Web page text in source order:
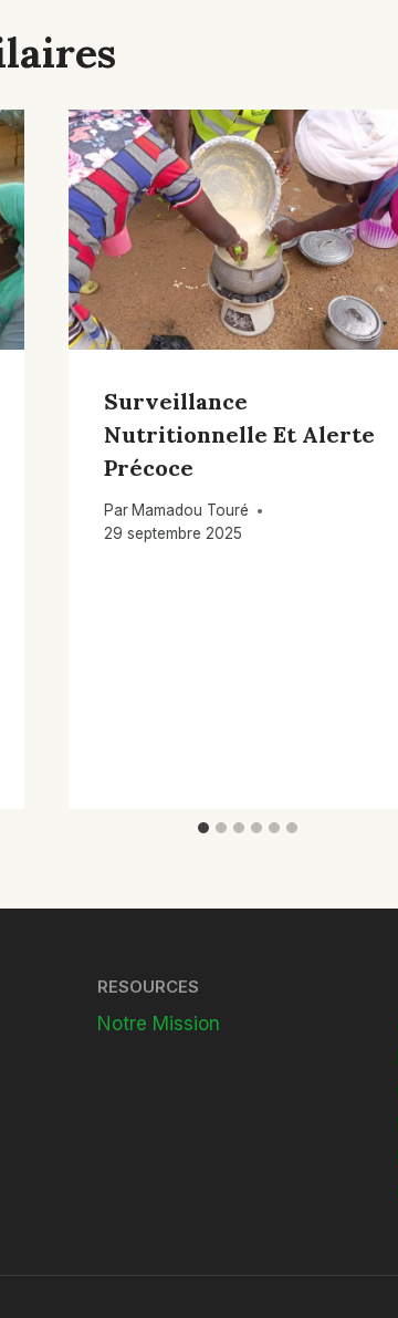
Surveillance
Nutritionnelle Et Alerte
Précoce
Par Mamadou Touré
29 septembre 2025
RESOURCES
Notre Mission